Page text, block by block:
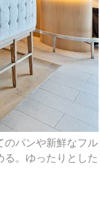
のパンや新鮮なフル
。ゆったりとした